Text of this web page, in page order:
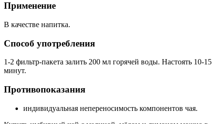
Применение
В качестве напитка.
Способ употребления
1-2 фильтр-пакета залить 200 мл горячей воды. Настоять 10-15
минут.
Противопоказания
индивидуальная непереносимость компонентов чая.